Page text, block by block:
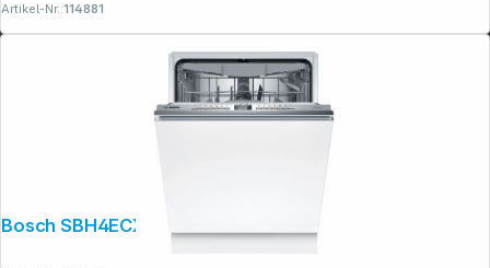
Artikel-Nr.:114881
Bosch SBH4ECX28E